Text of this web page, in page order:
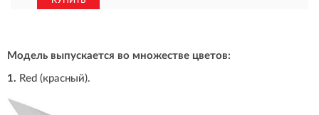
Модель выпускается во множестве цветов:
1. Red (красный).